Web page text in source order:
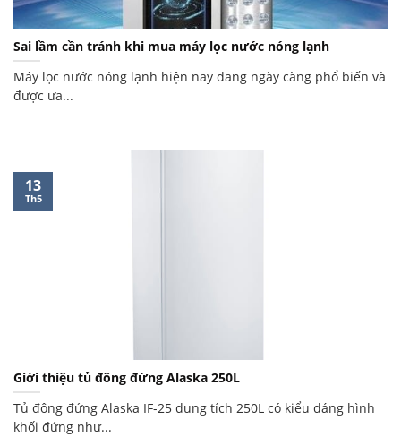
Sai lầm cần tránh khi mua máy lọc nước nóng lạnh
Máy lọc nước nóng lạnh hiện nay đang ngày càng phổ biến và
được ưa...
Giới thiệu tủ đông đứng Alaska 250L
Tủ đông đứng Alaska IF-25 dung tích 250L có kiểu dáng hình
khối đứng như...
13
Th5